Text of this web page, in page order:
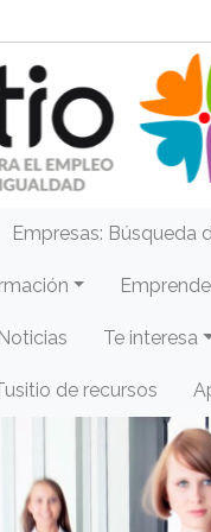
Empresas: Búsqueda
Noticias Te interesa
de recursos